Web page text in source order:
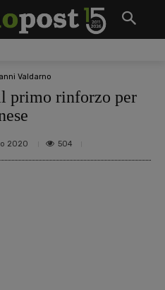
Valdarno
primo rinforzo per
2020 504